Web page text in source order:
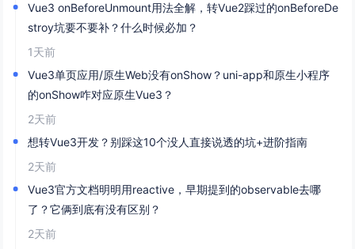
Vue3 onBeforeUnmount用法全解，转Vue2踩过的onBeforeDe
stroy坑要不要补？什么时候必加？
1天前
Vue3单页应用/原生Web没有onShow？uni-app和原生小程序
的onShow咋对应原生Vue3？
2天前
想转Vue3开发？别踩这10个没人直接说透的坑+进阶指南
2天前
Vue3官方文档明明用reactive，早期提到的observable去哪
了？它俩到底有没有区别？
2天前